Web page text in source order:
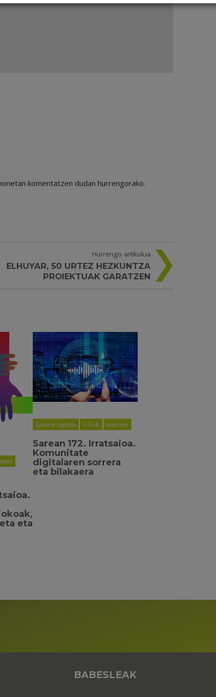
komentatzen dudan hurrengorako.
Hurrengo artikulua
ELHUYAR, 50 URTEZ HEZKUNTZA
PROIEKTUAK GARATZEN
eta
Gizarte digitala I+G+B Internet
Sarean 172. Irratsaioa.
Komunitate
digitalaren sorrera
eta bilakaera
BABESLEAK